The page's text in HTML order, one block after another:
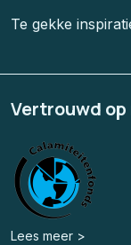
Te gekke
Vertrouwd op
Lees meer >